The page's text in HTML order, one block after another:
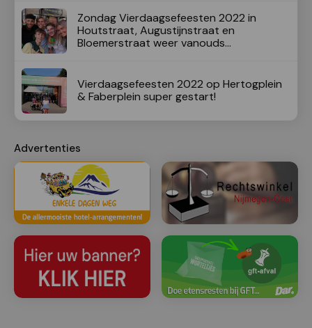
Zondag Vierdaagsefeesten 2022 in
Houtstraat, Augustijnstraat en
Bloemerstraat weer vanouds
Vierdaagsefeesten 2022 op Hertogplein
& Faberplein super gestart!
Advertenties